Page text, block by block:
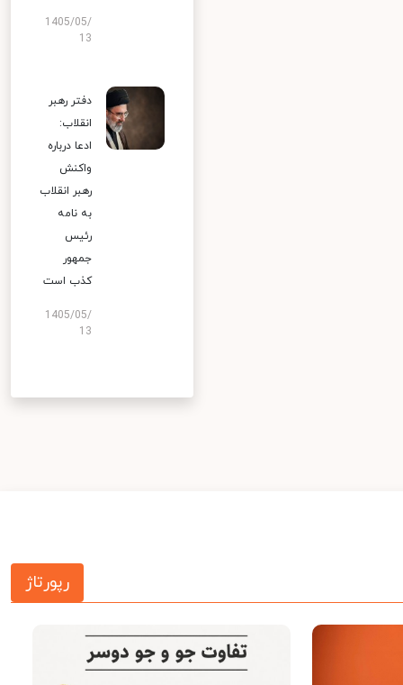
1405/05/
13
دفتر رهبر
انقلاب:
ادعا درباره
واکنش
رهبر انقلاب
به نامه
رئیس
جمهور
کذب است
1405/05/
13
رپورتاژ